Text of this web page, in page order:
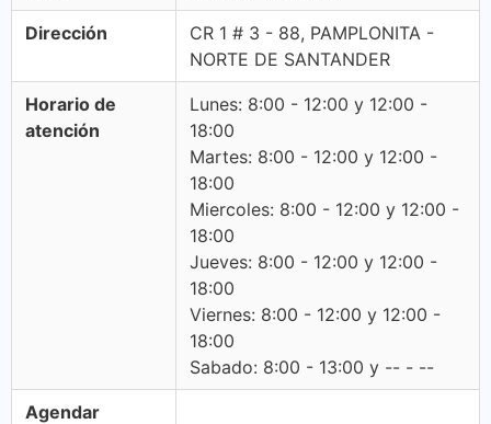
Dirección
CR 1 # 3 - 88, PAMPLONITA -
NORTE DE SANTANDER
Horario de
atención
Lunes: 8:00 - 12:00 y 12:00 -
18:00
Martes: 8:00 - 12:00 y 12:00 -
18:00
Miercoles: 8:00 - 12:00 y 12:00 -
18:00
Jueves: 8:00 - 12:00 y 12:00 -
18:00
Viernes: 8:00 - 12:00 y 12:00 -
18:00
Sabado: 8:00 - 13:00 y -- - --
Agendar